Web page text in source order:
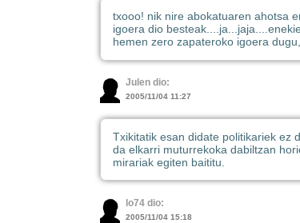
txooo! nik nire abokatuaren ahotsa
igoera dio
hemen zero zapateroko igoera
Julen dio:
2005/11/04 11:27
Txikitatik esan didate politikariek ez
da elkarri muturrekoka dabiltzan
mirariak egiten baititu.
lo74 dio:
2005/11/04 15:18